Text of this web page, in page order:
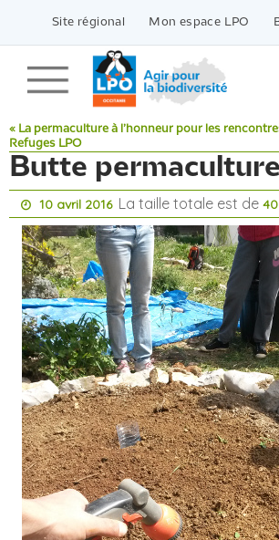
contenu
Site régional Mon espace LPO
« La permaculture à l’honneur pour les
Refuges LPO
Butte
10 avril 2016 La taille totale est de